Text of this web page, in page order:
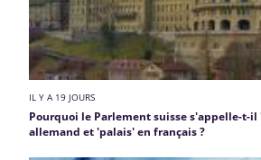
IL Y A 19 JOURS
Pourquoi le Parlement suisse s'appelle-t-il
allemand et 'palais' en français ?